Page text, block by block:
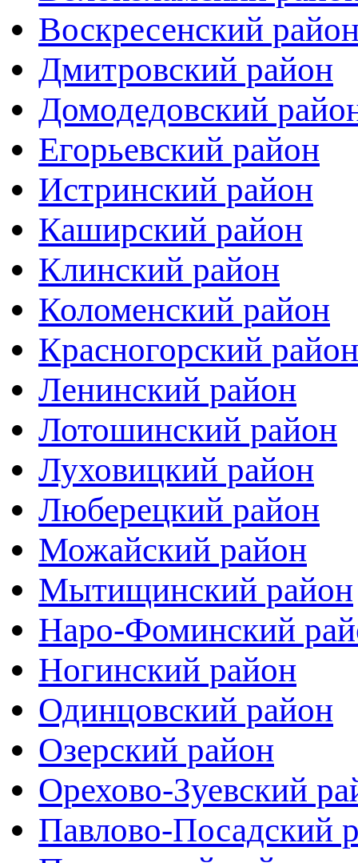
Воскресенcкий
Дмитровский район
Домодедовский
Егорьевский район
Истринский район
Каширский район
Клинский район
Коломенский район
Красногорский район
Ленинский район
Лотошинский район
Луховицкий район
Люберецкий район
Можайский район
Мытищинский район
Наро-Фоминский
Ногинский район
Одинцовский район
Озерский район
Орехово-Зуевский
Павлово-Посадский